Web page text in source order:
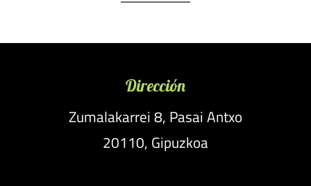
Dirección
Zumalakarrei 8, Pasai Antxo
20110, Gipuzkoa